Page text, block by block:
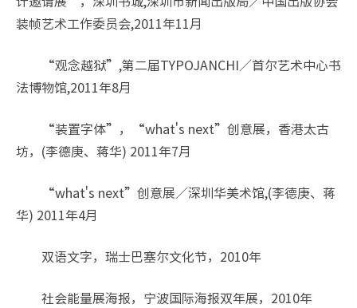
装帧艺术工作委员会,2011年11月
“观念越狱”,第二届TYPOJANCHI／首尔艺术中心书
法博物馆,2011年8月
“装置字体”，“what's next”创意展，香港太古
坊，(李德庚、蒋华) 2011年7月
“what's next”创意展／深圳华美术馆,(李德庚、蒋
华) 2011年4月
双语文字，瑞士巴塞尔文化节，2010年
社会能量展海报，宁波国际海报双年展，2010年